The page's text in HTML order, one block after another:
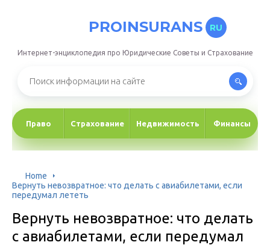
PROINSURANS RU
Интернет-энциклопедия про Юридические Советы и Страхование
Право Страхование Недвижимость Финансы
Home
Вернуть невозвратное: что делать с авиабилетами, если
передумал лететь
Вернуть невозвратное: что делать
с авиабилетами, если передумал